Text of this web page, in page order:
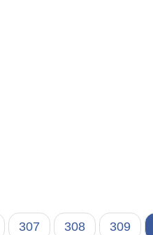
307 308 309